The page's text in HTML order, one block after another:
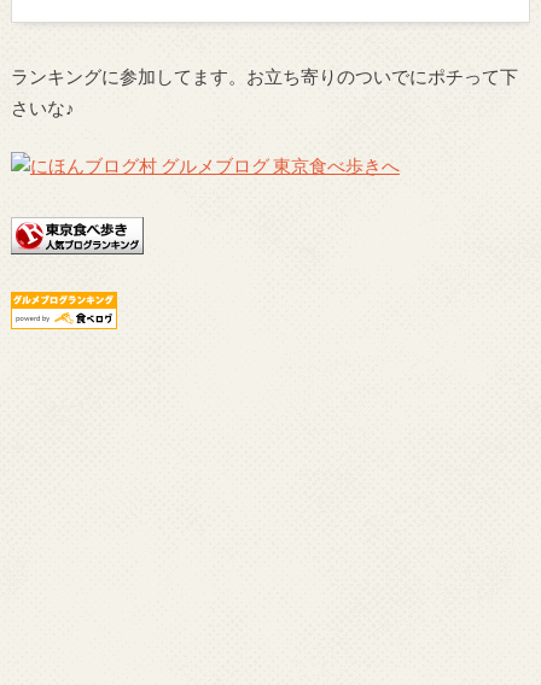
ランキングに参加してます。お立ち寄りのついでにポチって下
さいな♪